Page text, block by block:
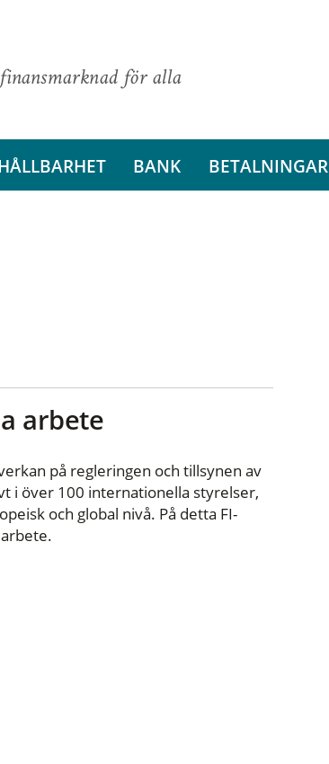
för alla
BANK BETALNINGAR
arbete
på regleringen och tillsynen av
i över 100 internationella styrelser,
och global nivå. På detta FI-